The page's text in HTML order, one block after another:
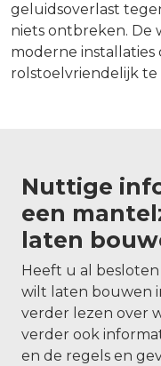
geluidsoverlast
niets ontbreken. De
moderne installaties
rolstoelvriendelijk te
Nuttige
een
laten
Heeft u al
wilt laten bouwen
verder lezen over
verder ook
en de regels en